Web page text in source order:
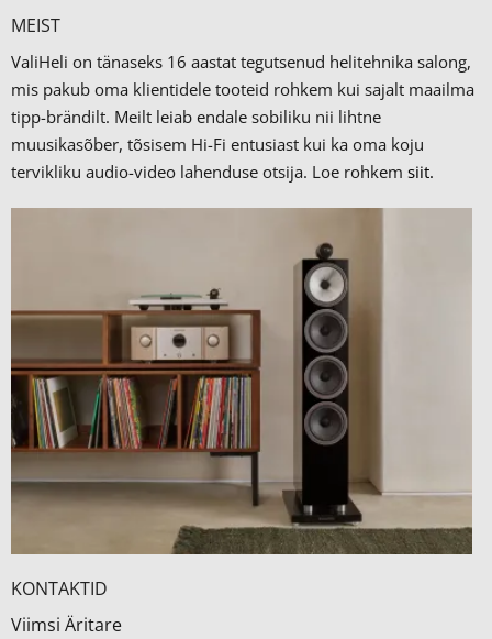
MEIST
ValiHeli on tänaseks 16 aastat tegutsenud helitehnika salong,
mis pakub oma klientidele tooteid rohkem kui sajalt maailma
tipp-brändilt. Meilt leiab endale sobiliku nii lihtne
muusikasõber, tõsisem Hi-Fi entusiast kui ka oma koju
tervikliku audio-video lahenduse otsija. Loe rohkem siit.
KONTAKTID
Viimsi Äritare